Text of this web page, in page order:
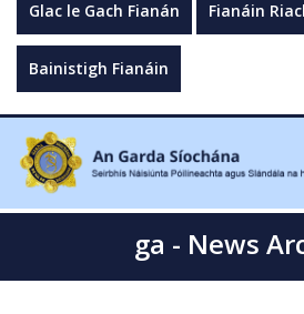
Glac le Gach Fianán Fianáin
Bainistigh Fianáin
ga - News